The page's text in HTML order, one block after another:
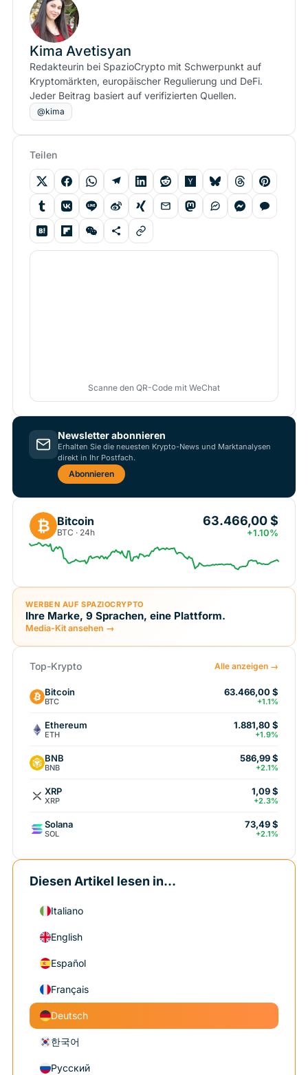
Kima Avetisyan
Redakteurin bei SpazioCrypto mit Schwerpunkt auf
Kryptomärkten, europäischer Regulierung und DeFi.
Jeder Beitrag basiert auf verifizierten Quellen.
@kima
Teilen
Scanne den QR-Code mit WeChat
Newsletter abonnieren
Erhalten Sie die neuesten Krypto-News und Marktanalysen
direkt in Ihr Postfach.
Abonnieren
₿ Bitcoin
BTC · 24h
63.466,00 $
+1.10%
WERBEN AUF SPAZIOCRYPTO
Ihre Marke, 9 Sprachen, eine Plattform.
Media-Kit ansehen →
Top-Krypto Alle anzeigen →
Bitcoin
BTC
63.466,00 $
+1.1%
Ethereum
ETH
1.881,80 $
+1.9%
BNB
BNB
586,99 $
+2.1%
XRP
XRP
1,09 $
+2.3%
Solana
SOL
73,49 $
+2.1%
Diesen Artikel lesen in...
Italiano
English
Español
Français
Deutsch
한국어
Русский